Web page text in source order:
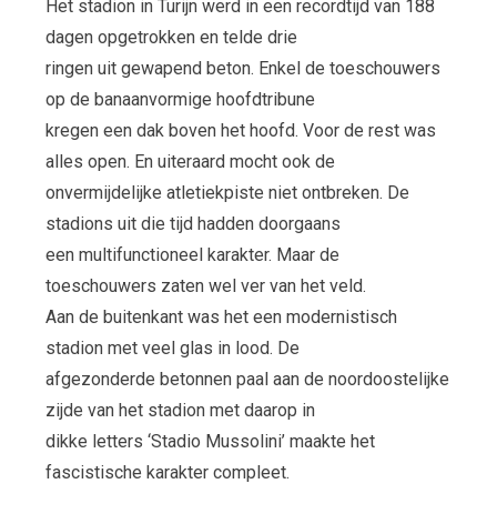
Het stadion in Turijn werd in een recordtijd van 188
dagen opgetrokken en telde drie
ringen uit gewapend beton. Enkel de toeschouwers
op de banaanvormige hoofdtribune
kregen een dak boven het hoofd. Voor de rest was
alles open. En uiteraard mocht ook de
onvermijdelijke atletiekpiste niet ontbreken. De
stadions uit die tijd hadden doorgaans
een multifunctioneel karakter. Maar de
toeschouwers zaten wel ver van het veld.
Aan de buitenkant was het een modernistisch
stadion met veel glas in lood. De
afgezonderde betonnen paal aan de noordoostelijke
zijde van het stadion met daarop in
dikke letters ‘Stadio Mussolini’ maakte het
fascistische karakter compleet.